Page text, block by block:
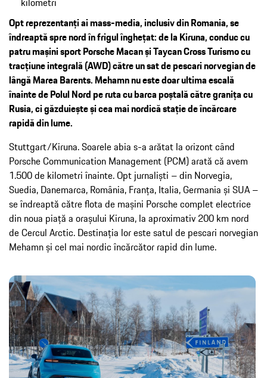
Opt reprezentanți ai mass-media, inclusiv din Romania, se
îndreaptă spre nord în frigul înghețat: de la Kiruna, conduc cu
patru mașini sport Porsche Macan și Taycan Cross Turismo cu
tracțiune integrală (AWD) către un sat de pescari norvegian de
lângă Marea Barents. Mehamn nu este doar ultima escală
înainte de Polul Nord pe ruta cu barca poștală către granița cu
Rusia, ci găzduiește și cea mai nordică stație de încărcare
rapidă din lume.
Stuttgart/Kiruna. Soarele abia s-a arătat la orizont când
Porsche Communication Management (PCM) arată că avem
1.500 de kilometri înainte. Opt jurnaliști – din Norvegia,
Suedia, Danemarca, România, Franța, Italia, Germania și SUA –
se îndreaptă către flota de mașini Porsche complet electrice
din noua piață a orașului Kiruna, la aproximativ 200 km nord
de Cercul Arctic. Destinația lor este satul de pescari norvegian
Mehamn și cel mai nordic încărcător rapid din lume.